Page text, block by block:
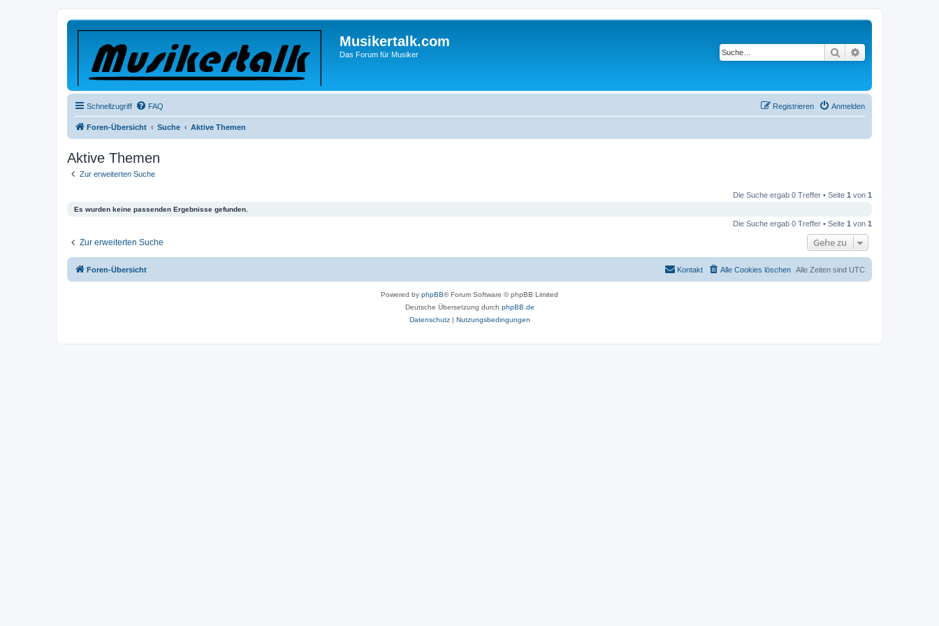
Musikertalk.com
Das Forum für Musiker Suche
Schnellzugriff FAQ Anmelden
Registrieren
Foren-Übersicht Suche Aktive Themen
Aktive Themen
Zur erweiterten Suche
Die Suche ergab 0 Treffer • Seite 1 von 1
Es wurden keine passenden Ergebnisse gefunden.
Die Suche ergab 0 Treffer • Seite 1 von 1
Zur erweiterten Suche Gehe zu
Foren-Übersicht Alle Zeiten sind UTC
Alle Cookies löschen
Kontakt
Powered by phpBB® Forum Software © phpBB Limited
Deutsche Übersetzung durch phpBB.de
Datenschutz| Nutzungsbedingungen